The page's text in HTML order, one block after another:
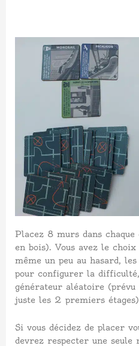
Placez 8 murs dans
en bois). Vous avez le
même un peu au hasard,
pour configurer la
générateur aléatoire (prévu
juste les 2 premiers
Si vous décidez de placer
devrez respecter une seule